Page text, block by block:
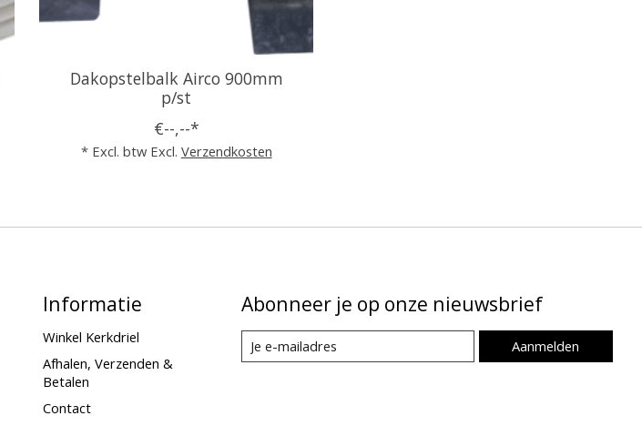
Dakopstelbalk Airco 900mm
p/st
€--,--*
* Excl. btw Excl. Verzendkosten
Informatie
Winkel Kerkdriel
Afhalen, Verzenden &
Betalen
Contact
Abonneer je op onze nieuwsbrief
Aanmelden